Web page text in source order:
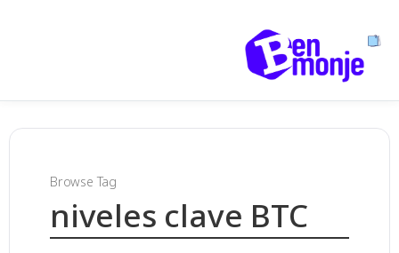
Browse Tag
niveles clave BTC